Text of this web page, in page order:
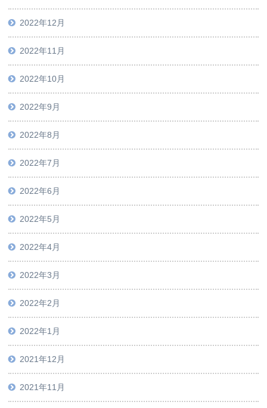
2022年12月
2022年11月
2022年10月
2022年9月
2022年8月
2022年7月
2022年6月
2022年5月
2022年4月
2022年3月
2022年2月
2022年1月
2021年12月
2021年11月